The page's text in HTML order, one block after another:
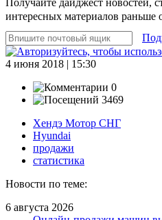
интересных материалов раньше
4 июня 2018 | 15:30
0
3469
Хендэ Мотор СНГ
Hyundai
продажи
статистика
Новости по теме:
6 августа 2026